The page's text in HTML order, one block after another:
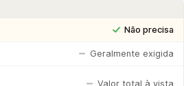
Não precisa
Geralmente exigida
Valor total à vista